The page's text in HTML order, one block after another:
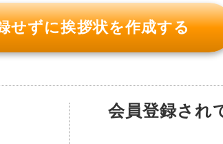
会員登録され